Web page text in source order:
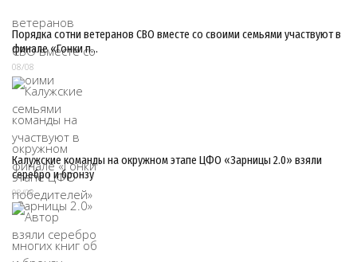
Порядка сотни ветеранов СВО вместе со своими семьями участвуют в
финале «Гонки п…
08/08
Калужские команды на окружном этапе ЦФО «Зарницы 2.0» взяли
серебро и бронзу
08/08